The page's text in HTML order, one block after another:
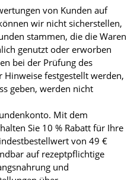
von Kunden auf
wir nicht sicherstellen,
stammen, die die Waren
genutzt oder erworben
bei der Prüfung des
festgestellt werden,
geben, werden nicht
Mit dem
Sie 10 % Rabatt für Ihre
von 49 €
auf rezeptpflichtige
und